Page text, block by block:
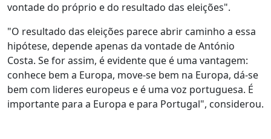
vontade do próprio e do resultado das eleições".
"O resultado das eleições parece abrir caminho a essa
hipótese, depende apenas da vontade de António
Costa. Se for assim, é evidente que é uma vantagem:
conhece bem a Europa, move-se bem na Europa, dá-se
bem com lideres europeus e é uma voz portuguesa. É
importante para a Europa e para Portugal", considerou.